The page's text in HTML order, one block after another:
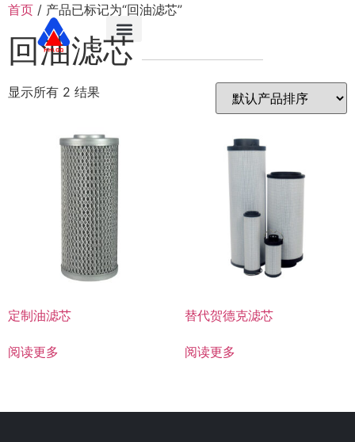
首页 / 产品已标记为“回油滤芯”
回油滤芯
显示所有 2 结果
定制油滤芯
阅读更多
替代贺德克滤芯
阅读更多